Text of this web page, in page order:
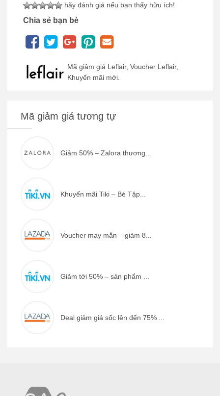
hãy đánh giá nếu bạn thấy hữu ích!
Chia sẻ bạn bè
Mã giảm giá Leflair, Voucher Leflair,
Khuyến mãi mới.
Mã giảm giá tương tự
Giảm 50% – Zalora thương...
Khuyến mãi Tiki – Bé Tập...
Voucher may mắn – giảm 8...
Giảm tới 50% – sản phẩm ...
Deal giảm giá sốc lên đến 75% ...